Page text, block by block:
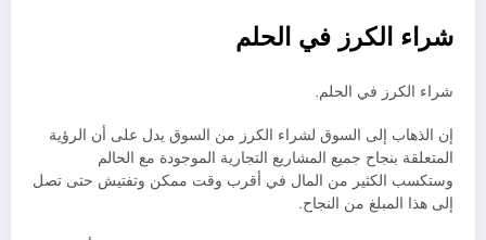
شراء الكرز في الحلم
شراء الكرز في الحلم.
إن الذهاب إلى السوق لشراء الكرز من السوق يدل على أن الرؤية
المتعلقة بنجاح جميع المشاريع التجارية الموجودة مع الحالم
وستكسب الكثير من المال في أقرب وقت ممكن وتفتيش حتى تصل
إلى هذا المبلغ من النجاح.